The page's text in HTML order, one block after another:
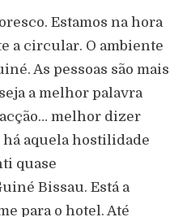
Estamos na hora
a circular. O ambiente
As pessoas são mais
a melhor palavra
melhor dizer
há aquela hostilidade
quase
Bissau. Está a
para o hotel. Até